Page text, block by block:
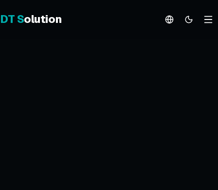
DT Solution